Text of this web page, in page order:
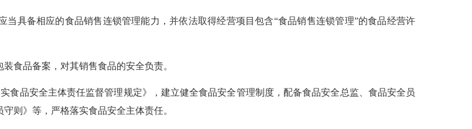
备相应的食品销售连锁管理能力，并依法取得经营项目包含“食品销售连锁管理”的食品经营许
品备案，对其销售食品的安全负责。
品安全主体责任监督管理规定》，建立健全食品安全管理制度，配备食品安全总监、食品安全员
则》等，严格落实食品安全主体责任。